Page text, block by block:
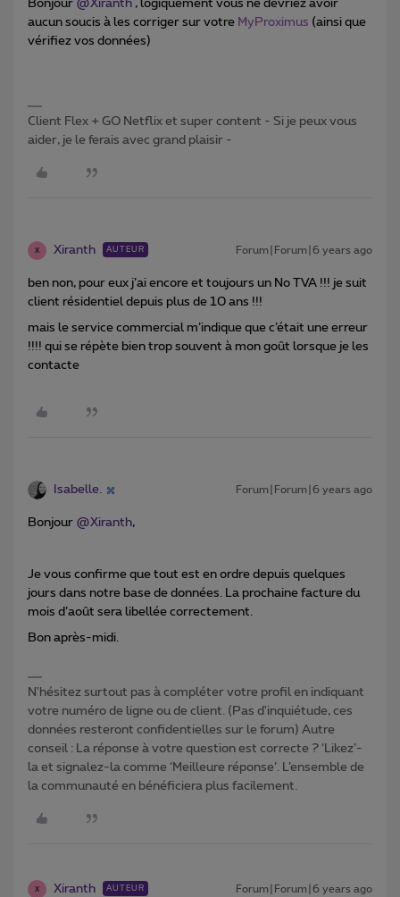
Bonjour @Xiranth , logiquement vous ne devriez avoir
aucun soucis à les corriger sur votre MyProximus (ainsi que
vérifiez vos données)
Client Flex + GO Netflix et super content - Si je peux vous
aider, je le ferais avec grand plaisir -
X Xiranth AUTEUR Forum|Forum|6 years ago
ben non, pour eux j’ai encore et toujours un No TVA !!! je suit
client résidentiel depuis plus de 10 ans !!!
mais le service commercial m’indique que c’était une erreur
!!!! qui se répète bien trop souvent à mon goût lorsque je les
contacte
Isabelle. Forum|Forum|6 years ago
Bonjour @Xiranth,
Je vous confirme que tout est en ordre depuis quelques
jours dans notre base de données. La prochaine facture du
mois d’août sera libellée correctement.
Bon après-midi.
N'hésitez surtout pas à compléter votre profil en indiquant
votre numéro de ligne ou de client. (Pas d'inquiétude, ces
données resteront confidentielles sur le forum) Autre
conseil : La réponse à votre question est correcte ? ‘Likez’-
la et signalez-la comme ‘Meilleure réponse’. L’ensemble de
la communauté en bénéficiera plus facilement.
X Xiranth AUTEUR Forum|Forum|6 years ago